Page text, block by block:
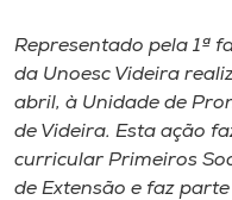
A
Internacionalização
Representado pela 1ª
da Unoesc Videira
abril, à Unidade de
de Videira. Esta ação
curricular Primeiros
de Extensão e faz